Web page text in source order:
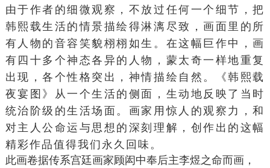
由于作者的细微观察，不放过任何一个细节，把
韩熙载生活的情景描绘得淋漓尽致，画面里的所
有人物的音容笑貌栩栩如生。在这幅巨作中，画
有四十多个神态各异的人物，蒙太奇一样地重复
出现，各个性格突出，神情描绘自然。《韩熙载
夜宴图》从一个生活的侧面，生动地反映了当时
统治阶级 的生活场面。画家用惊人的观察力
，和
对主人公命运与思想的深刻理解，创作出的这幅
精彩作品值得我们永久回味。
此画卷据传系宫廷画家顾闳中奉后主李煜之命而画，